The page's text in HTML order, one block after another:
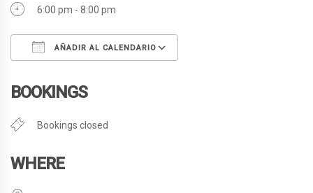
6:00 pm - 8:00 pm
AÑADIR AL CALENDARIO
BOOKINGS
Bookings closed
WHERE